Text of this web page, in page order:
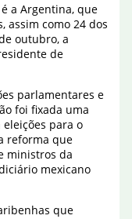
a Argentina, que
assim como 24 dos
outubro, a
de
parlamentares e
foi fixada uma
para o
reforma que
ministros da
mexicano
que